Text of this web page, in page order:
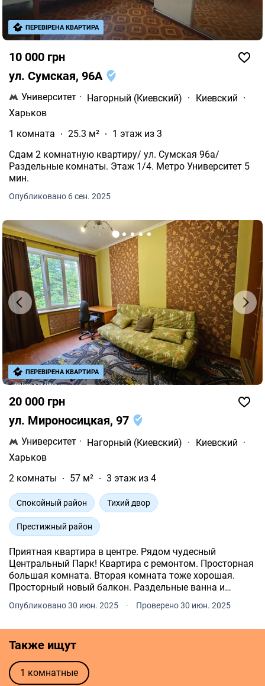
10 000 грн
ул. Сумская, 96А
Университет · Нагорный (Киевский) · Киевский ·
Харьков
1 комната
25.3 м²
1 этаж из 3
Сдам 2 комнатную квартиру/ ул. Сумская 96а/
Раздельные комнаты. Этаж 1/4. Метро Университет 5
мин.
Опубликовано 6 сен. 2025
ПЕРЕВІРЕНА КВАРТИРА
20 000 грн
ул. Мироносицкая, 97
Университет · Нагорный (Киевский) · Киевский ·
Харьков
2 комнаты
57 м² 3 этаж из 4
Спокойный район Тихий двор
Престижный район
Приятная квартира в центре. Рядом чудесный
Центральный Парк! Квартира с ремонтом. Просторная
большая комната. Вторая комната тоже хорошая.
Просторный новый балкон. Раздельные ванна и
поверхность, вытяжка, газовая колонка для горячей
Опубликовано 30 июн. 2025 · Проверено 30 июн. 2025
ПЕРЕВІРЕНА КВАРТИРА
Также ищут
1 комнатные